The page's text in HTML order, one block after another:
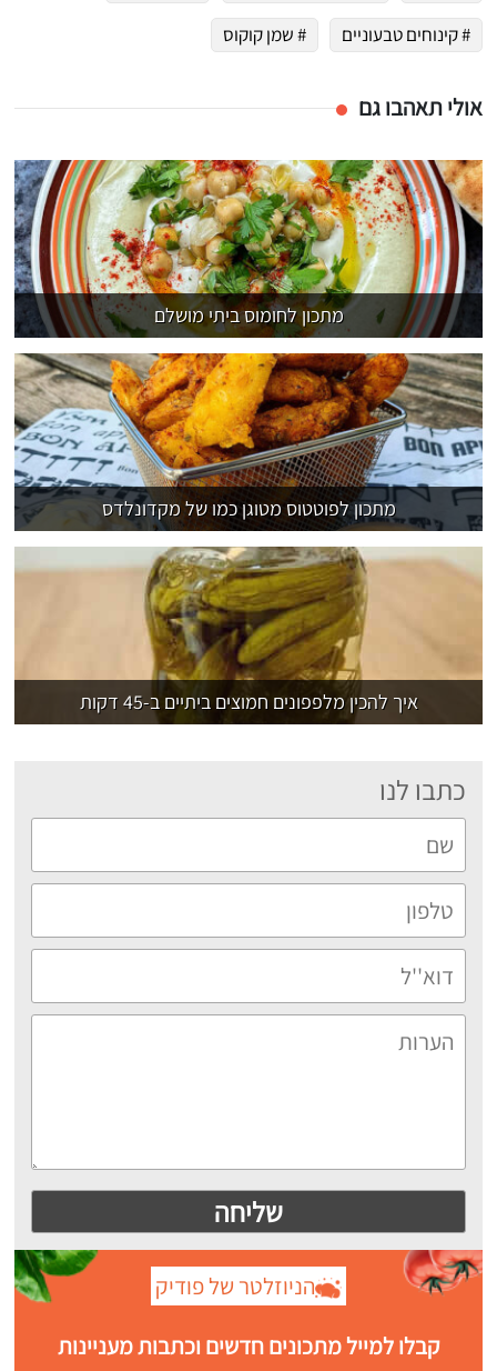
# קינוחים טבעוניים
# שמן קוקוס
אולי תאהבו גם
מתכון לחומוס ביתי מושלם
מתכון לפוטטוס מטוגן כמו של מקדונלדס
איך להכין מלפפונים חמוצים ביתיים ב-45 דקות
כתבו לנו
הניוזלטר של פודיק
קבלו למייל מתכונים חדשים וכתבות מעניינות